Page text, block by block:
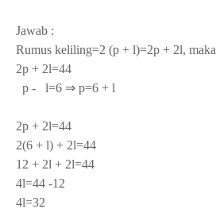
Jawab :
Rumus keliling=2 (p + l)=2p + 2l, maka
2p + 2l=44
p - l=6 ⇒ p=6 + l
2p + 2l=44
2(6 + l) + 2l=44
12 + 2l + 2l=44
4l=44 -12
4l=32